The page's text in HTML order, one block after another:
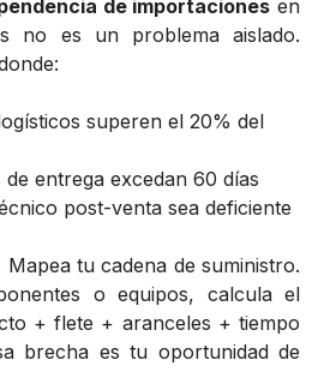
de importaciones en
no es un problema aislado.
superen el 20% del
de entrega excedan 60 días
post-venta sea deficiente
Mapea tu cadena de suministro.
o equipos, calcula el
+ flete + aranceles + tiempo
brecha es tu oportunidad de